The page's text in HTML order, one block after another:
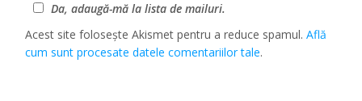
Da, adaugă-mă la lista de mailuri.
Acest site folosește Akismet pentru a reduce spamul.Află
cum sunt procesate datele comentariilor tale.